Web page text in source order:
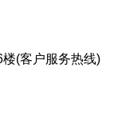
(客户服务热线)